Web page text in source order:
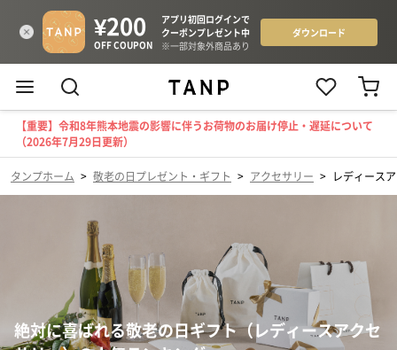
【重要】令和8年熊本地震の影響に伴うお荷物のお届け停止・遅延について
（2026年7月29日更新）
タンプホーム > 敬老の日プレゼント・ギフト > アクセサリー > レディース
絶対に喜ばれる敬老の日ギフト（レディースアクセ